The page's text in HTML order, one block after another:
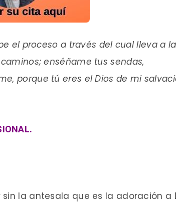
el proceso a través del cual lleva a la
enséñame tus sendas,
porque tú eres el Dios de mi
la antesala que es la adoración a